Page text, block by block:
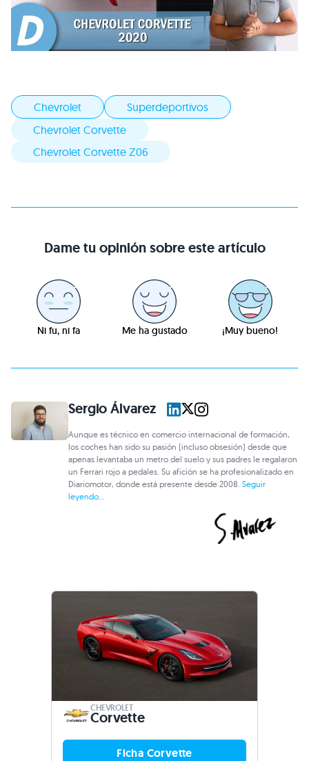
Chevrolet
Superdeportivos
Chevrolet Corvette
Chevrolet Corvette Z06
Dame tu opinión sobre este artículo
Ni fu, ni fa Me ha gustado ¡Muy bueno!
Sergio Álvarez
Aunque es técnico en comercio internacional de formación,
los coches han sido su pasión (incluso obsesión) desde que
apenas levantaba un metro del suelo y sus padres le regalaron
un Ferrari rojo a pedales. Su afición se ha profesionalizado en
Diariomotor, donde está presente desde 2008.Seguir
leyendo...
CHEVROLET
Corvette
Ficha Corvette